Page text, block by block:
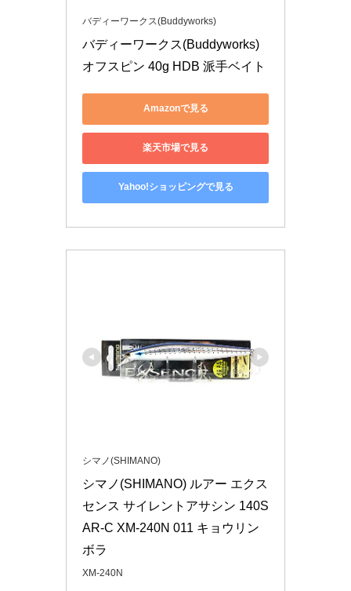
バディーワークス(Buddyworks)
バディーワークス(Buddyworks)
オフスピン 40g HDB 派手ベイト
Amazonで見る
楽天市場で見る
Yahoo!ショッピングで見る
シマノ(SHIMANO)
シマノ(SHIMANO) ルアー エクス
センス サイレントアサシン 140S
AR-C XM-240N 011 キョウリン
ボラ
XM-240N